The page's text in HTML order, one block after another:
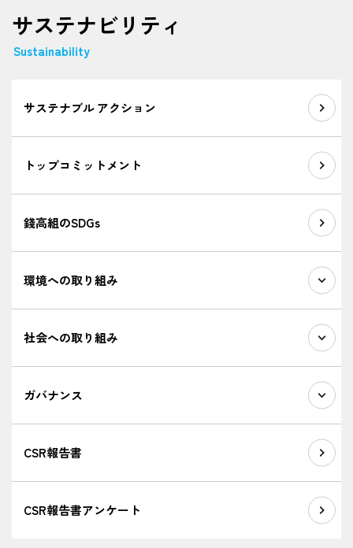
サステナビリティ
Sustainability
サステナブル アクション
トップコミットメント
錢高組のSDGs
環境への取り組み
TCFDの枠組みに基づく気候関連の情報開示
省CO2に貢献する技術開発① トンネルアイ
省CO2に貢献する技術開発② CELBIC
社会への取り組み
品質方針、お客様関連
地域社会への貢献
東日本大震災からの復興に向けた
ガバナンス
コンプライアンス、情報セキュリティ対策
DX戦略
CSR報告書
CSR報告書アンケート